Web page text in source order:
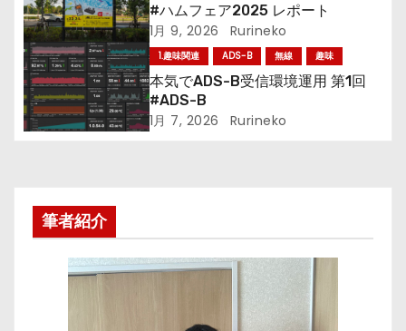
ョ
ン
#ハムフェア2025 レポート
1月 9, 2026 Rurineko
1.趣味関連 ADS-B 無線 趣味
本気でADS-B受信環境運用 第1回
#ADS-B
1月 7, 2026 Rurineko
筆者紹介